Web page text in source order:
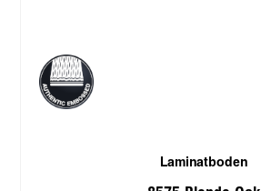
Laminatboden